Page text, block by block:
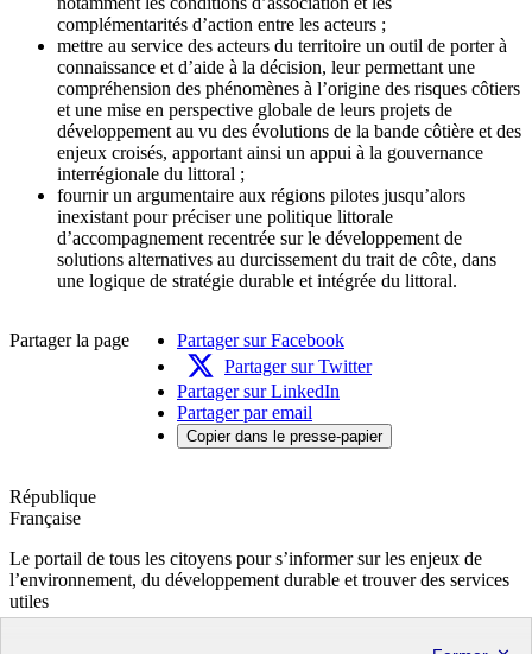
complémentarités d’action entre les acteurs ;
mettre au service des acteurs du territoire un outil de porter à
connaissance et d’aide à la décision, leur permettant une
compréhension des phénomènes à l’origine des risques côtiers
et une mise en perspective globale de leurs projets de
développement au vu des évolutions de la bande côtière et des
enjeux croisés, apportant ainsi un appui à la gouvernance
interrégionale du littoral ;
fournir un argumentaire aux régions pilotes jusqu’alors
inexistant pour préciser une politique littorale
d’accompagnement recentrée sur le développement de
solutions alternatives au durcissement du trait de côte, dans
une logique de stratégie durable et intégrée du littoral.
Partager la page
Partager sur Facebook
Partager sur Twitter
Partager sur LinkedIn
Partager par email
Copier dans le presse-papier
République
Française
Le portail de tous les citoyens pour s’informer sur les enjeux de
l’environnement, du développement durable et trouver des services
utiles